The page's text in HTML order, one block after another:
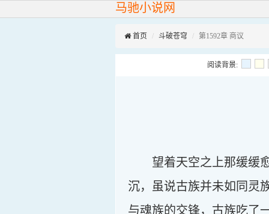
马驰小说网
首页 斗破苍穹 第1592章 商议
阅读背景:
望着天空之上那缓缓
沉，虽说古族并未如同灵
与魂族的交锋，古族吃